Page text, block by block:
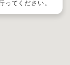
てください。